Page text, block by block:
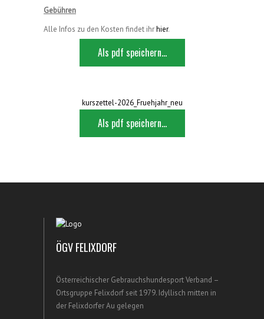
Gebühren
Alle Infos zu den Kosten findet ihrhier.
Als pdf speichern...
kurszettel-2026_Fruehjahr_neu
Als pdf speichern...
ÖGV FELIXDORF
Österreichischer Gebrauchshundesport Verband –
Ortsgruppe Felixdorf seit 1979. Idyllisch mitten in
der Felixdorfer Au gelegen